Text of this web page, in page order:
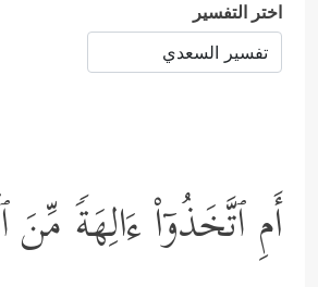
اختر التفسير
أَمِ ٱتَّخَذُوۤاْ ءَالِهَةࣰ